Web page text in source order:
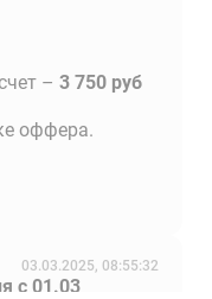
– 3 750 руб
оффера.
03.03.2025, 08:55:32
с 01.03